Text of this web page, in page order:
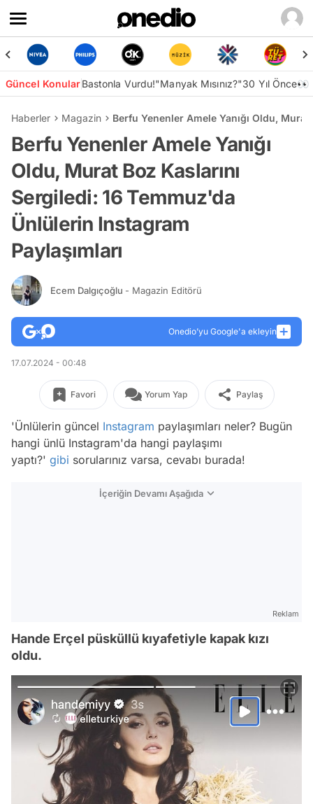
Güncel KonularBastonla Vurdu!"Manyak Mısınız?"30 Yıl Önce👀
Haberler Magazin Berfu Yenenler Amele Yanığı Oldu,
Berfu Yenenler Amele Yanığı
Oldu, Murat Boz Kaslarını
Sergiledi: 16 Temmuz'da
Ünlülerin Instagram
Paylaşımları
Ecem Dalgıçoğlu - Magazin Editörü
Onedio’yu Google'a ekleyin
17.07.2024 - 00:48
Favori Yorum Yap Paylaş
'Ünlülerin güncel Instagram paylaşımları neler? Bugün
hangi ünlü Instagram'da hangi paylaşımı
yaptı?' gibi sorularınız varsa, cevabı burada!
İçeriğin Devamı Aşağıda
Reklam
Hande Erçel püsküllü kıyafetiyle kapak kızı
oldu.